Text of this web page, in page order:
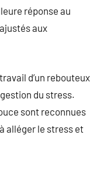
réponse au
aux
d’un rebouteux
du stress.
sont reconnues
alléger le stress et